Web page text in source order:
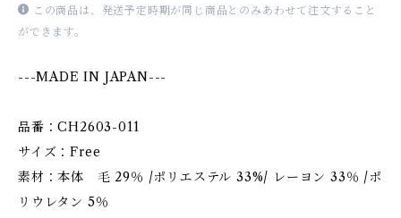
この商品は、発送予定時期が同じ商品とのみあわせて注文すること
ができます。
---MADE IN JAPAN---
品番：CH2603-011
サイズ：Free
素材：本体 毛 29％ /ポリエステル 33%/ レーヨン 33％ /ポ
リウレタン 5％